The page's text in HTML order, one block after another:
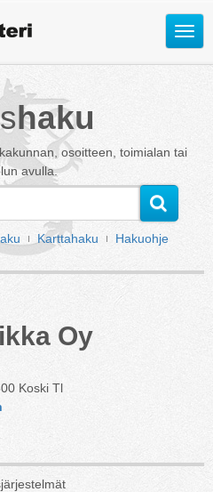
Avaa
haku
osoitteen, toimialan tai
avulla.
Karttahaku Hakuohje
Oy
Koski Tl